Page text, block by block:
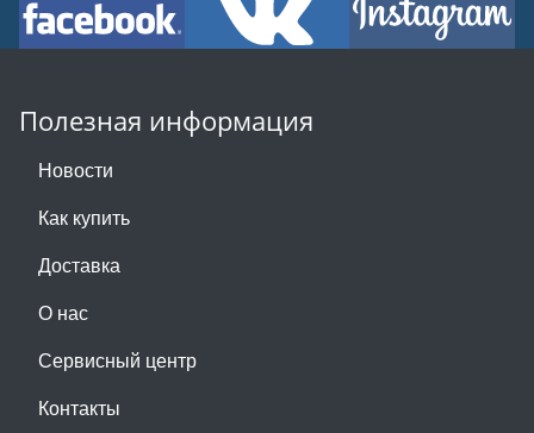
Полезная информация
Новости
Как купить
Доставка
О нас
Сервисный центр
Контакты